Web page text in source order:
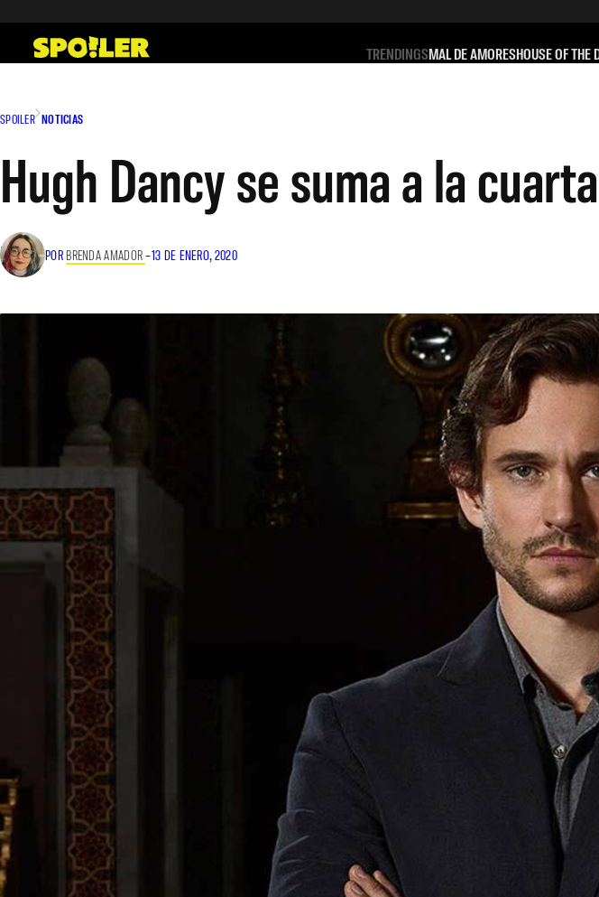
contenido
TRENDINGSMAL DE AMORESHOUSE OF THE
SPOILER NOTICIAS
Hugh Dancy se suma a la
POR BRENDA AMADOR–13 DE ENERO, 2020